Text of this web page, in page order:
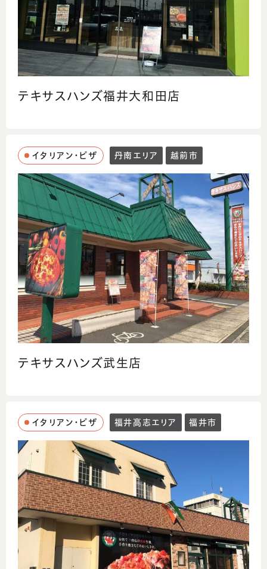
テキサスハンズ福井大和田店
イタリアン・ピザ 丹南エリア 越前市
テキサスハンズ武生店
イタリアン・ピザ 福井高志エリア 福井市